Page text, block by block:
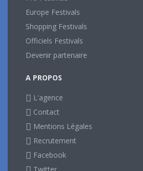
Europe Festivals
Shopping Festivals
Officiels Festivals
Devenir partenaire
A PROPOS
L'agence
Contact
Mentions Légales
Recrutement
Facebook